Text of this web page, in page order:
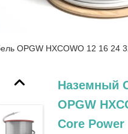
OPGW HXCOWO 12 16 24
Наземный
OPGW
Core Power